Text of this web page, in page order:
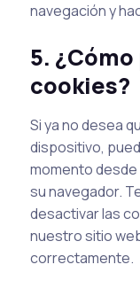
navegación y
5.
cookies?
Si ya no desea
dispositivo,
momento
su navegador.
desactivar las
nuestro sitio
correctamente.